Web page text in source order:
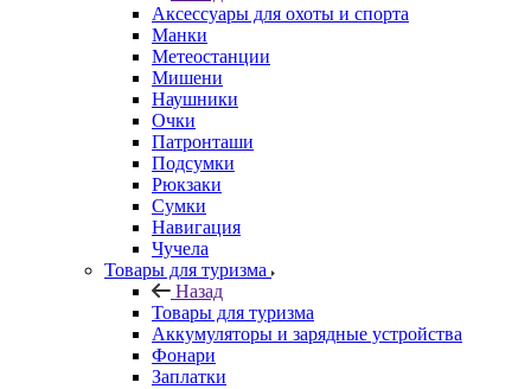
Аксессуары для охоты и спорта
Манки
Метеостанции
Мишени
Наушники
Очки
Патронташи
Подсумки
Рюкзаки
Сумки
Навигация
Чучела
Товары для туризма
Назад
Товары для туризма
Аккумуляторы и зарядные устройства
Фонари
Заплатки